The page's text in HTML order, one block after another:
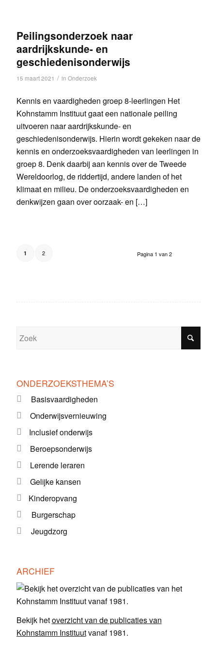
Peilingsonderzoek naar
aardrijkskunde- en
geschiedenisonderwijs
15 maart 2021 / in Onderzoek
Kennis en vaardigheden groep 8-leerlingen Het
Kohnstamm Instituut gaat een nationale peiling
uitvoeren naar aardrijkskunde- en
geschiedenisonderwijs. Hierin wordt gekeken naar de
kennis en onderzoeksvaardigheden van leerlingen in
groep 8. Denk daarbij aan kennis over de Tweede
Wereldoorlog, de riddertijd, andere landen of het
klimaat en milieu. De onderzoeksvaardigheden en
denkwijzen gaan over oorzaak- en […]
Pagina 1 van 2
1 2
ONDERZOEKSTHEMA’S
Basisvaardigheden
Onderwijsvernieuwing
Inclusief onderwijs
Beroepsonderwijs
Lerende leraren
Gelijke kansen
Kinderopvang
Burgerschap
Jeugdzorg
ARCHIEF
Bekijk hetoverzicht van de publicaties van
Kohnstamm Instituutvanaf 1981.